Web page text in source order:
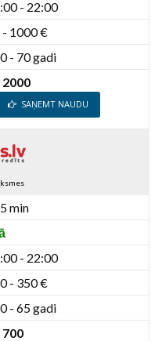
- 22:00
- 1000 €
- 70 gadi
2000
SAŅEMT NAUDU
min
- 22:00
- 350 €
- 65 gadi
700